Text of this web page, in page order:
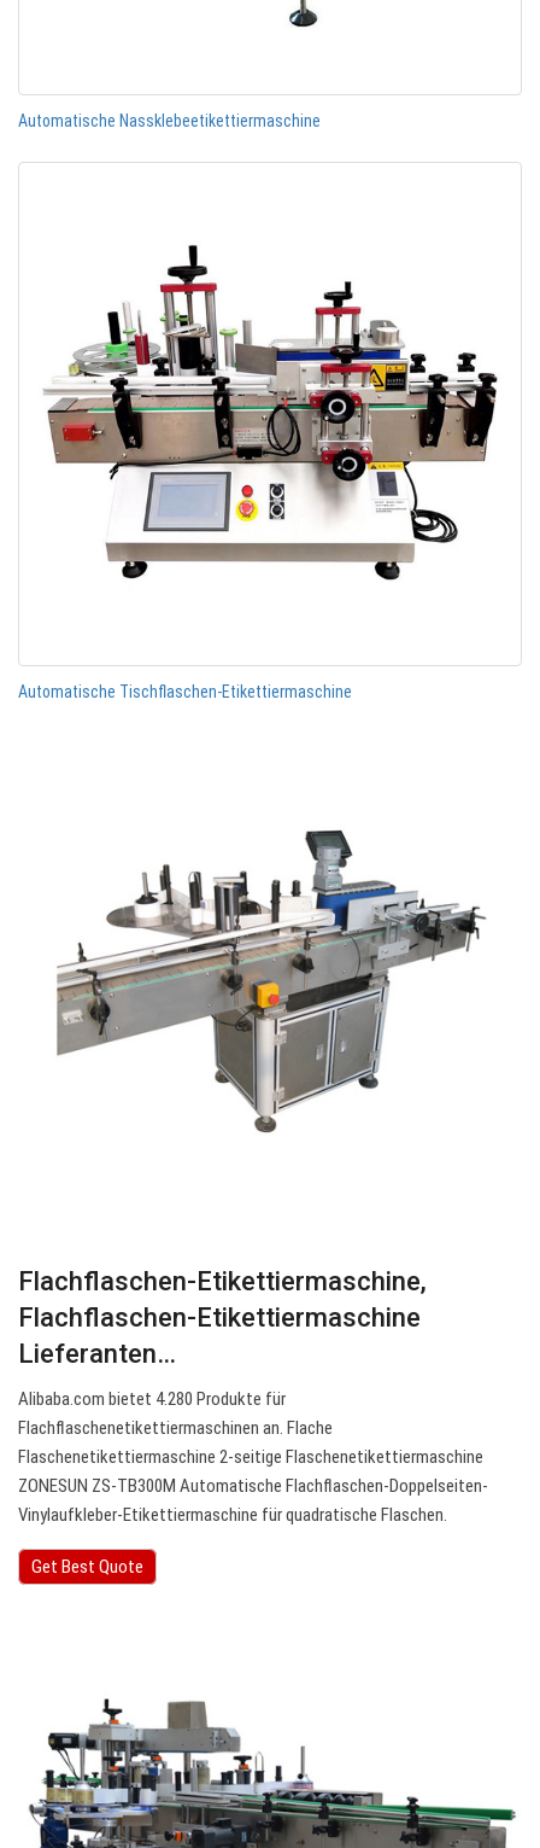
Automatische Nassklebeetikettiermaschine
Automatische Tischflaschen-Etikettiermaschine
Flachflaschen-Etikettiermaschine,
Flachflaschen-Etikettiermaschine
Lieferanten…
Alibaba.com bietet 4.280 Produkte für
Flachflaschenetikettiermaschinen an. Flache
Flaschenetikettiermaschine 2-seitige Flaschenetikettiermaschine
ZONESUN ZS-TB300M Automatische Flachflaschen-Doppelseiten-
Vinylaufkleber-Etikettiermaschine für quadratische Flaschen.
Get Best Quote